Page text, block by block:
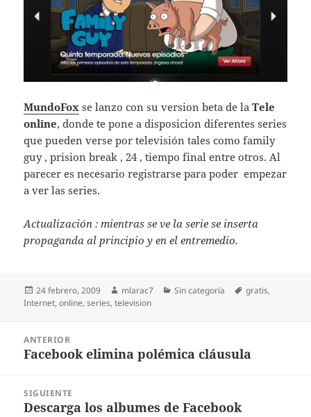
MundoFox se lanzo con su version beta de laTele
online, donde te pone a disposicion diferentes series
que pueden verse por televisión tales como family
guy , prision break , 24 , tiempo final entre otros. Al
parecer es necesario registrarse para poder empezar
a ver las series.
Actualización : mientras se ve la serie se inserta
propaganda al principio y en el entremedio.
Publicado
el
24 febrero, 2009 Autor
mlarac7 Categorías
Sin categoría Etiquetas
gratis,
Internet,online,series,television
entradas
ANTERIOR
Entrada
Facebook elimina polémica cláusula
SIGUIENTE
Entrada
Descarga los albumes de Facebook